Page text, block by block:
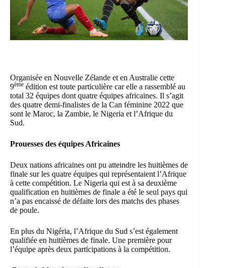
Organisée en Nouvelle Zélande et en Australie cette
9ème édition est toute particulière car elle a rassemblé au
total 32 équipes dont quatre équipes africaines. Il s’agit
des quatre demi-finalistes de la Can féminine 2022 que
sont le Maroc, la Zambie, le Nigeria et l’Afrique du
Sud.
Prouesses des équipes Africaines
Deux nations africaines ont pu atteindre les huitièmes de
finale sur les quatre équipes qui représentaient l’Afrique
à cette compétition. Le Nigeria qui est à sa deuxième
qualification en huitièmes de finale a été le seul pays qui
n’a pas encaissé de défaite lors des matchs des phases
de poule.
En plus du Nigéria, l’Afrique du Sud s’est également
qualifiée en huitièmes de finale. Une première pour
l’équipe après deux participations à la compétition.